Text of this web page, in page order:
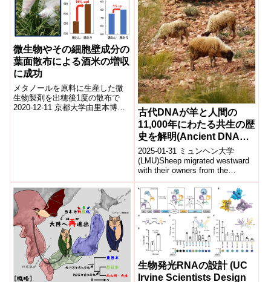
微生物やその細胞壁成分の
葉面散布による酒米の増収
に成功
メタノールを原料に生産した微
生物製剤を出穂後1度の散布で
2020-12-11 京都大学由里本博也
古代DNAが羊と人間の
11,000年にわたる共生の歴
史を解明(Ancient DNA
reveals the 11,000-year
intertwined history of
sheep and humans)
2025-01-31 ミュンヘン大学
(LMU)Sheep migrated westward
with their owners from the
Fertil...
生物発光RNAの設計 (UC
Irvine Scientists Design